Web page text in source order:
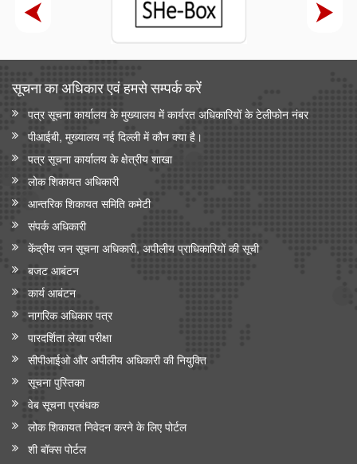
सूचना का अधिकार एवं हमसे सम्‍पर्क करें
पत्र सूचना कार्यालय के मुख्यालय में कार्यरत अधिकारियों के टेलीफोन नंबर
पीआईबी, मुख्यालय नई दिल्ली में कौन क्या है।
पत्र सूचना कार्यालय के क्षेत्रीय शाखा
लोक शिकायत अधिकारी
आन्‍तरिक शिकायत समिति कमेटी
संपर्क अधिकारी
केंद्रीय जन सूचना अधिकारी, अपीलीय प्राधिकारियों की सूची
बजट आबंटन
कार्य आबंटन
नागरिक अधिकार पत्र
पारदर्शिता लेखा परीक्षा
सीपीआईओ और अपी‍लीय अधिकारी की नियुक्ति
सूचना पुस्तिका
वेब सूचना प्रबंधक
लोक शिकायत निवेदन करने के लिए पोर्टल
शी बॉक्स पोर्टल